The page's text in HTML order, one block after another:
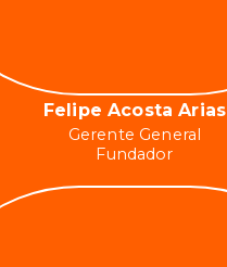
Felipe Acosta Arias
Gerente General
Fundador